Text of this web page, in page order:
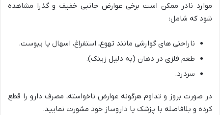
موارد نادر ممکن است برخی عوارض جانبی خفیف و گذرا مشاهده
شود که شامل:
ناراحتی های گوارشی مانند تهوع، استفراغ، اسهال یا یبوست.
طعم فلزی در دهان (به دلیل زینک).
سردرد.
در صورت بروز و تداوم هرگونه عوارض ناخواسته، مصرف دارو را قطع
کرده و بلافاصله با پزشک یا داروساز خود مشورت نمایید.